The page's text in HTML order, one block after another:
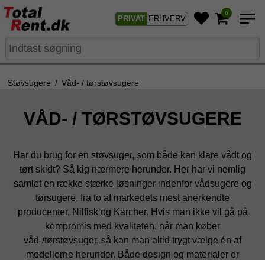
PRIVAT ERHVERV
0
Støvsugere / Våd- / tørstøvsugere
VÅD- / TØRSTØVSUGERE
Har du brug for en støvsuger, som både kan klare vådt og
tørt skidt? Så kig nærmere herunder. Her har vi nemlig
samlet en række stærke løsninger indenfor vådsugere og
tørsugere, fra to af markedets mest anerkendte
producenter, Nilfisk og Kärcher. Hvis man ikke vil gå på
kompromis med kvaliteten, når man køber
våd-/tørstøvsuger, så kan man altid trygt vælge én af
modellerne herunder. Både design og materialer er